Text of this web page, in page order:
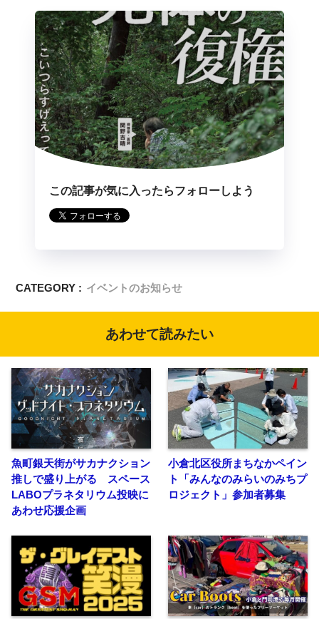
この記事が気に入ったらフォローしよう
CATEGORY : イベントのお知らせ
あわせて読みたい
魚町銀天街がサカナクション
推しで盛り上がる スペース
LABOプラネタリウム投映に
あわせ応援企画
小倉北区役所まちなかペイン
ト「みんなのみらいのみちプ
ロジェクト」参加者募集